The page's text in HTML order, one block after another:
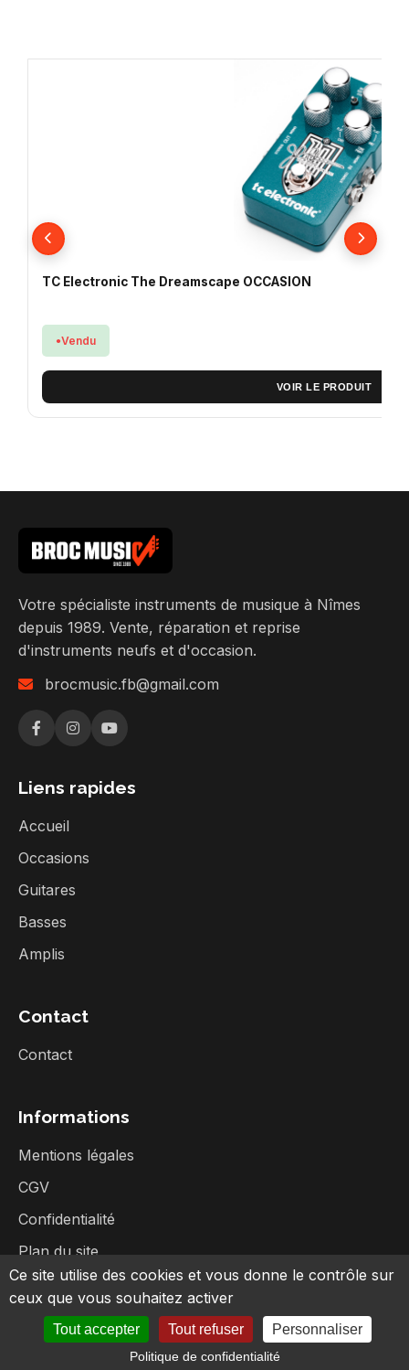
TC Electronic The Dreamscape OCCASION
Vendu
VOIR LE PRODUIT
Votre spécialiste instruments de musique à Nîmes
depuis 1989. Vente, réparation et reprise
d'instruments neufs et d'occasion.
brocmusic.fb@gmail.com
Liens rapides
Accueil
Occasions
Guitares
Basses
Amplis
Contact
Contact
Informations
Mentions légales
CGV
Confidentialité
Plan du site
©2026Broc Music - Tous droits réservés
Ce site utilise des cookies et vous donne le contrôle sur
ceux que vous souhaitez activer
Tout accepter Tout refuser Personnaliser
Politique de confidentialité